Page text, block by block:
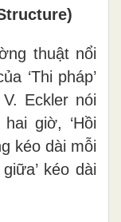
thuật nổi
‘Thi pháp’
Eckler nói
giờ, ‘Hồi
kéo dài mỗi
kéo dài